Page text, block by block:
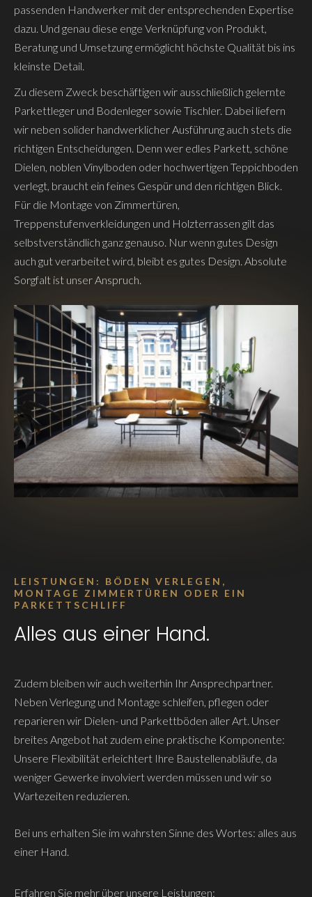
passenden Handwerker mit der entsprechenden Expertise
dazu. Und genau diese enge Verknüpfung von Produkt,
Beratung und Umsetzung ermöglicht höchste Qualität bis ins
kleinste Detail.
Zu diesem Zweck beschäftigen wir ausschließlich gelernte
Parkettleger und Bodenleger sowie Tischler. Dabei liefern
wir neben solider handwerklicher Ausführung auch stets die
richtigen Entscheidungen. Denn wer edles Parkett, schöne
Dielen, noblen Vinylboden oder hochwertigen Teppichboden
verlegt, braucht ein feines Gespür und den richtigen Blick.
Für die Montage von Zimmertüren,
Treppenstufenverkleidungen und Holzterrassen gilt das
selbstverständlich ganz genauso. Nur wenn gutes Design
auch gut verarbeitet wird, bleibt es gutes Design. Absolute
Sorgfalt ist unser Anspruch.
LEISTUNGEN: BÖDEN VERLEGEN,
MONTAGE ZIMMERTÜREN ODER EIN
PARKETTSCHLIFF
Alles aus einer Hand.
Zudem bleiben wir auch weiterhin Ihr Ansprechpartner.
Neben Verlegung und Montage schleifen, pflegen oder
reparieren wir Dielen- und Parkettböden aller Art. Unser
breites Angebot hat zudem eine praktische Komponente:
Unsere Flexibilität erleichtert Ihre Baustellenabläufe, da
weniger Gewerke involviert werden müssen und wir so
Wartezeiten reduzieren.
Bei uns erhalten Sie im wahrsten Sinne des Wortes: alles aus
einer Hand.
Erfahren Sie mehr über unsere Leistungen: